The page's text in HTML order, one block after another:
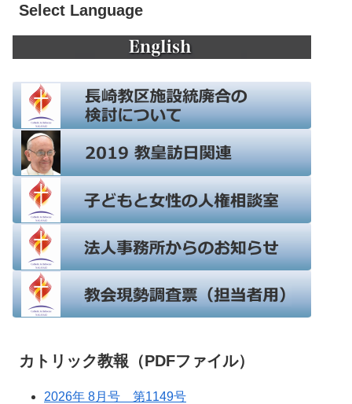
Select Language
カトリック教報（PDFファイル）
2026年 8月号 第1149号